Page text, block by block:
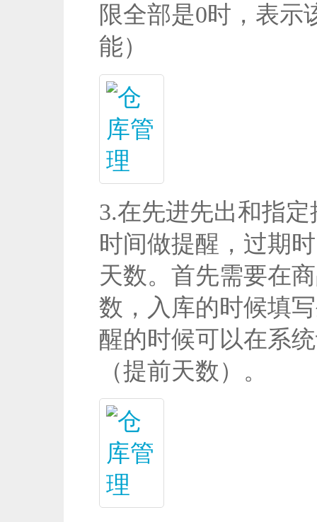
限全部是0时，表示
能）
3.在先进先出和指
时间做提醒，过期
天数。首先需要在
数，入库的时候填
醒的时候可以在系
（提前天数）。